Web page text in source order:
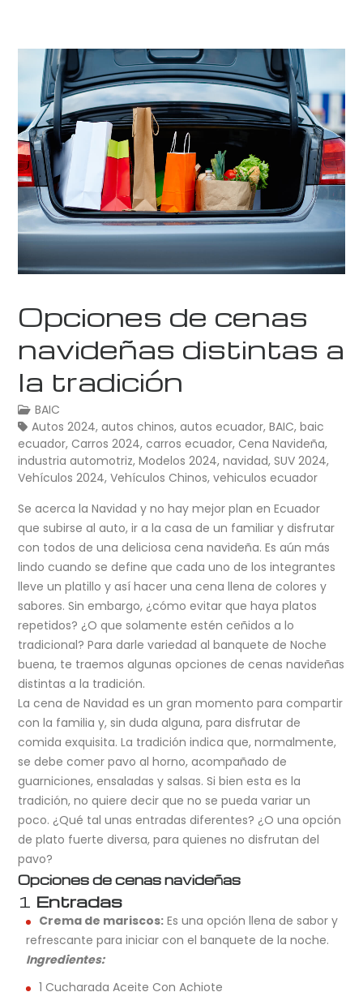
Opciones de cenas
navideñas distintas a
la tradición
BAIC
Autos 2024,autos chinos,autos ecuador,BAIC,baic
ecuador,Carros 2024,carros ecuador,Cena Navideña,
industria automotriz,Modelos 2024,navidad,SUV 2024,
Vehículos 2024,Vehículos Chinos,vehiculos ecuador
Se acerca la Navidad y no hay mejor plan en Ecuador
que subirse al auto, ir a la casa de un familiar y disfrutar
con todos de una deliciosa cena navideña. Es aún más
lindo cuando se define que cada uno de los integrantes
lleve un platillo y así hacer una cena llena de colores y
sabores. Sin embargo, ¿cómo evitar que haya platos
repetidos? ¿O que solamente estén ceñidos a lo
tradicional? Para darle variedad al banquete de Noche
buena, te traemos algunas opciones de cenas navideñas
distintas a la tradición.
La cena de Navidad es un gran momento para compartir
con la familia y, sin duda alguna, para disfrutar de
comida exquisita. La tradición indica que, normalmente,
se debe comer pavo al horno, acompañado de
guarniciones, ensaladas y salsas. Si bien esta es la
tradición, no quiere decir que no se pueda variar un
poco. ¿Qué tal unas entradas diferentes? ¿O una opción
de plato fuerte diversa, para quienes no disfrutan del
pavo?
Opciones de cenas navideñas
1 Entradas
Crema de mariscos: Es una opción llena de sabor y
refrescante para iniciar con el banquete de la noche.
Ingredientes:
1 Cucharada Aceite Con Achiote